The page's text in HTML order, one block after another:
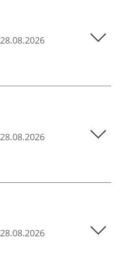
28.08.2026
28.08.2026
28.08.2026